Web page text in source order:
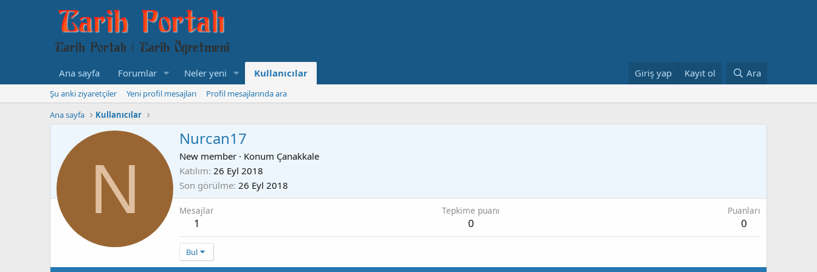
Ana sayfa Forumlar Neler yeni Kullanıcılar Giriş yap Kayıt ol Ara
Şu anki ziyaretçiler Yeni profil mesajları
Profil mesajlarında ara
Ana sayfa
Kullanıcılar
N
Nurcan17
New member · Konum Çanakkale
Katılım 26 Eyl 2018
Son görülme 26 Eyl 2018
Mesajlar
1
Tepkime puanı
0
Puanları
0
Bul